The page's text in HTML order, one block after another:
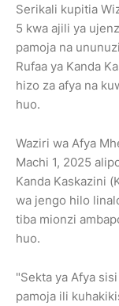
Serikali kupitia
5 kwa ajili ya
pamoja na
Rufaa ya Kanda
hizo za afya na
huo.
Waziri wa Afya
Machi 1, 2025
Kanda Kaskazini
wa jengo hilo
tiba mionzi
huo.
"Sekta ya Afya
pamoja ili